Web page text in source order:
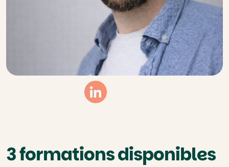
Linkedin
3 formations disponibles